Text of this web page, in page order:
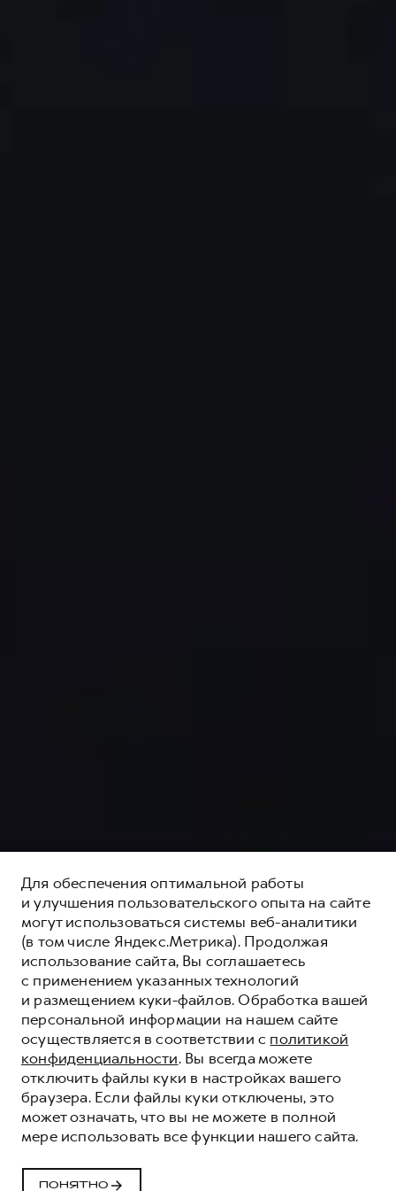
ОБНОВЛЕННЫЙ
HAVAL F7X
ДОБАВЬ ЭМОЦИЯМ ОБОРОТОВ
Для обеспечения оптимальной работы
и улучшения пользовательского опыта на сайте
могут использоваться системы веб-аналитики
(в том числе Яндекс.Метрика). Продолжая
использование сайта, Вы соглашаетесь
с применением указанных технологий
и размещением куки-файлов. Обработка вашей
персональной информации на нашем сайте
осуществляется в соответствии с политикой
конфиденциальности. Вы всегда можете
отключить файлы куки в настройках вашего
браузера. Если файлы куки отключены, это
может означать, что вы не можете в полной
мере использовать все функции нашего сайта.
ПОНЯТНО